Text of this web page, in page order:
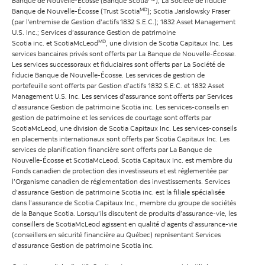
Banque de Nouvelle-Écosse (Trust ScotiaMD); Scotia Jarislowsky Fraser
(par l’entremise de Gestion d’actifs 1832 S.E.C.); 1832 Asset Management
U.S. Inc.; Services d’assurance Gestion de patrimoine
Scotia inc. et ScotiaMcLeodMD, une division de Scotia Capitaux Inc. Les
services bancaires privés sont offerts par La Banque de Nouvelle-Écosse.
Les services successoraux et fiduciaires sont offerts par La Société de
fiducie Banque de Nouvelle-Écosse. Les services de gestion de
portefeuille sont offerts par Gestion d’actifs 1832 S.E.C. et 1832 Asset
Management U.S. Inc. Les services d’assurance sont offerts par Services
d’assurance Gestion de patrimoine Scotia inc. Les services-conseils en
gestion de patrimoine et les services de courtage sont offerts par
ScotiaMcLeod, une division de Scotia Capitaux Inc. Les services-conseils
en placements internationaux sont offerts par Scotia Capitaux Inc. Les
services de planification financière sont offerts par La Banque de
Nouvelle-Écosse et ScotiaMcLeod. Scotia Capitaux Inc. est membre du
Fonds canadien de protection des investisseurs et est réglementée par
l’Organisme canadien de réglementation des investissements. Services
d’assurance Gestion de patrimoine Scotia inc. est la filiale spécialisée
dans l’assurance de Scotia Capitaux Inc., membre du groupe de sociétés
de la Banque Scotia. Lorsqu’ils discutent de produits d’assurance-vie, les
conseillers de ScotiaMcLeod agissent en qualité d’agents d’assurance-vie
(conseillers en sécurité financière au Québec) représentant Services
d’assurance Gestion de patrimoine Scotia inc.